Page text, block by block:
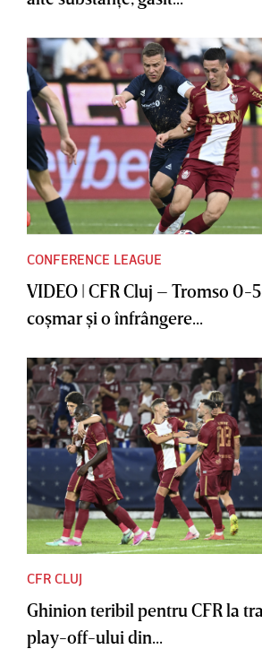
CONFERENCE LEAGUE
VIDEO | CFR Cluj – Tromso 0-
coşmar şi o înfrângere...
CFR CLUJ
Ghinion teribil pentru CFR la
play-off-ului din...